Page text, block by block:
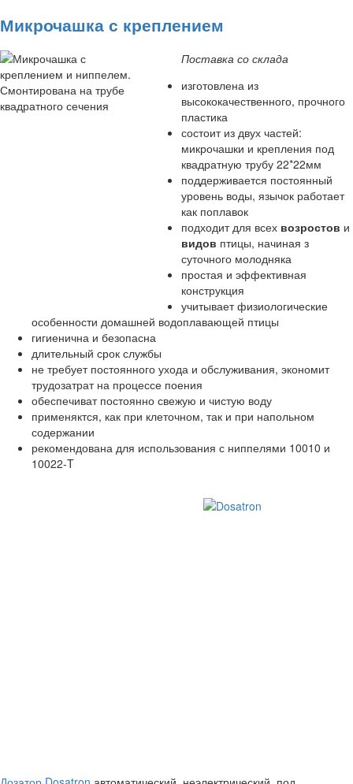
Микрочашка с креплением
Поставка со склада
изготовлена из
высококачественного, прочного
пластика
состоит из двух частей:
микрочашки и крепления под
квадратную трубу 22*22мм
поддерживается постоянный
уровень воды, язычок работает
как поплавок
подходит для всех возростов и
видов птицы, начиная з
суточного молодняка
простая и эффективная
конструкция
учитывает физиологические
особенности домашней водоплавающей птицы
гигиенична и безопасна
длительный срок службы
не требует постоянного ухода и обслуживания, экономит
трудозатрат на процессе поения
обеспечиват постоянно свежую и чистую воду
применяктся, как при клеточном, так и при напольном
содержании
рекомендована для использования с ниппелями 10010 и
10022-T